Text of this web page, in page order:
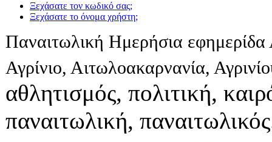
Ξεχάσατε τον κωδικό σας;
Ξεχάσατε το όνομα χρήστη;
Παναιτωλική Ημερήσια εφημερίδα
Αγρίνιο, Αιτωλοακαρνανία,
αθλητισμός, πολιτική,
παναιτωλική,